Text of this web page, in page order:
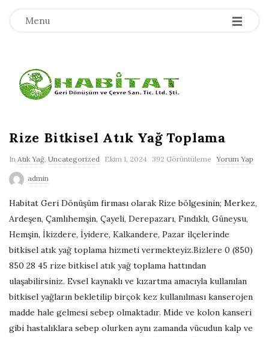
Menu -
-
-
H
b
i
t
a
t
G
e
Rize Bitkisel Atık Yağ Toplama
In Atık Yağ, Uncategorized Ekim 1, 2024 392 Görüntüleme Yorum Yap
admin
Habitat Geri Dönüşüm firması olarak Rize bölgesinin; Merkez,
Ardeşen, Çamlıhemşin, Çayeli, Derepazarı, Fındıklı, Güneysu,
Hemşin, İkizdere, İyidere, Kalkandere, Pazar ilçelerinde
bitkisel atık yağ toplama hizmeti vermekteyiz.Bizlere 0 (850)
850 28 45 rize bitkisel atık yağ toplama hattından
ulaşabilirsiniz. Evsel kaynaklı ve kızartma amacıyla kullanılan
bitkisel yağların bekletilip birçok kez kullanılması kanserojen
madde hale gelmesi sebep olmaktadır. Mide ve kolon kanseri
gibi hastalıklara sebep olurken aynı zamanda vücudun kalp ve